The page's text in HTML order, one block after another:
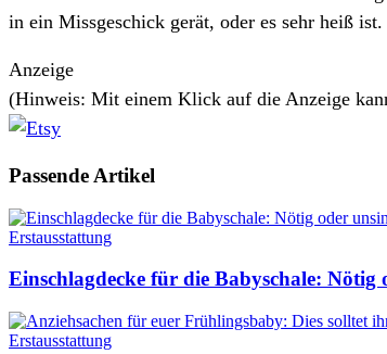
in ein Missgeschick gerät, oder es sehr heiß
Anzeige
(Hinweis: Mit einem Klick auf die Anzeige
Passende Artikel
Erstausstattung
Einschlagdecke für die Babyschale: Nötig
Erstausstattung